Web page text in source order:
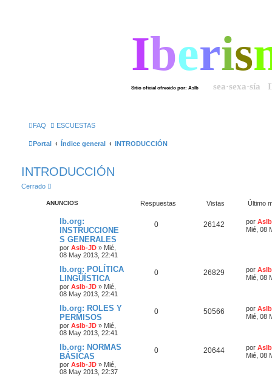
Iberis
Sitio oficial ofrecido por: AsIb sea·sexa·sía
FAQ ESCUESTAS
Portal Índice general INTRODUCCIÓN
INTRODUCCIÓN
Cerrado
ANUNCIOS Respuestas Vistas Último
Ib.org:
INSTRUCCIONE
S GENERALES
por AsIb-JD » Mié,
08 May 2013, 22:41
0 26142 por
Mié, 08
Ib.org: POLÍTICA
LINGÜÍSTICA
por AsIb-JD » Mié,
08 May 2013, 22:41
0 26829 por
Mié, 08
Ib.org: ROLES Y
PERMISOS
por AsIb-JD » Mié,
08 May 2013, 22:41
0 50566 por
Mié, 08
Ib.org: NORMAS
BÁSICAS
por AsIb-JD » Mié,
08 May 2013, 22:37
0 20644 por
Mié, 08